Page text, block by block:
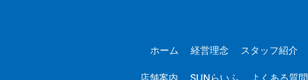
ホーム 経営理念 スタッフ紹介
店舗案内 SUNらいふ よくある質問